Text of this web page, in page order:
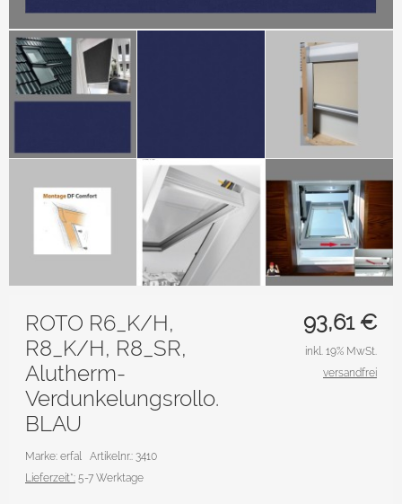
93,61€
ROTO R6_K/H,
R8_K/H, R8_SR,
Alutherm-
Verdunkelungsrollo.
BLAU
Marke: erfal Artikelnr.: 3410
Lieferzeit*: 5-7 Werktage
inkl. 19% MwSt.
versandfrei